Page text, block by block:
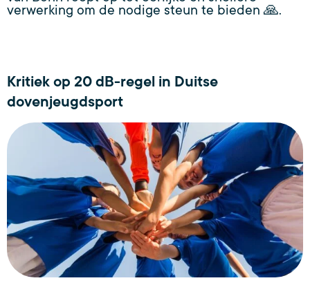
verwerking om de nodige steun te bieden 🙏.
Kritiek op 20 dB-regel in Duitse
dovenjeugdsport